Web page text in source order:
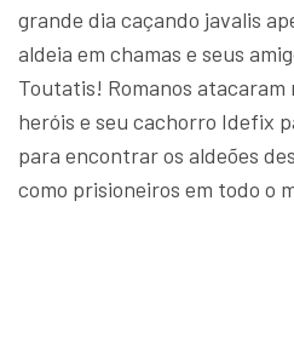
grande dia caçando javalis
aldeia em chamas e seus
Toutatis! Romanos atacaram
heróis e seu cachorro Idefix
para encontrar os aldeões
como prisioneiros em todo o